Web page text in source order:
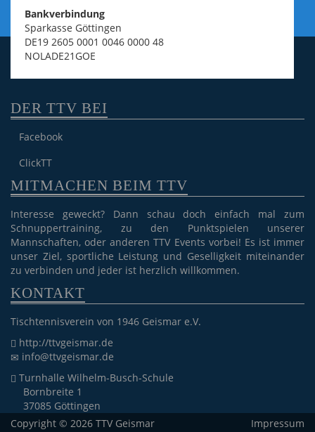
Bankverbindung
Sparkasse Göttingen
DE19 2605 0001 0046 0000 48
NOLADE21GOE
DER TTV BEI
Facebook
ClickTT
MITMACHEN BEIM TTV
Interesse geweckt? Dann schau doch einfach mal zum
Schnuppertraining, zu den Punktspielen unserer
Mannschaften, oder anderen TTV Events vorbei! Es ist immer
unser Ziel, sportliche Leistung und Geselligkeit miteinander
zu verbinden und jeder ist herzlich willkommen.
KONTAKT
Tischtennisverein von 1946 Geismar e.V.
http://ttvgeismar.de
info@ttvgeismar.de
Turnhalle Wilhelm-Busch-Schule
Bornbreite 1
37085 Göttingen
Copyright © 2026 TTV Geismar
Impressum